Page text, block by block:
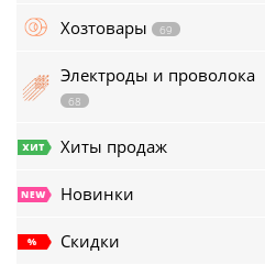
Хиты продаж
Новинки
Хозтовары 69
Электроды и проволока
68
Хиты продаж
Новинки
Скидки